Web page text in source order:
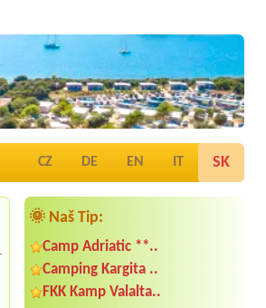
CZ DE EN IT SK
🌞 Naš Tip:
Camp Adriatic **..
Camping Kargita ..
FKK Kamp Valalta..
Termín od 2026-08-17 |
Baška Beach Resort ****